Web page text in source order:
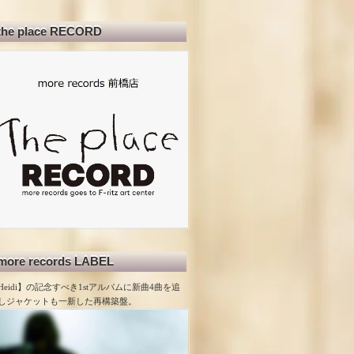
place RECORD
records LABEL
】の記念すべき1stアルバムに新曲4曲を追
ジャケットも一新した再構築盤。